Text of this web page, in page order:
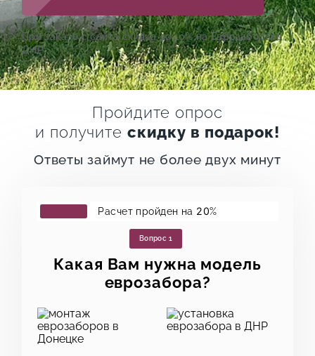
При заказе с сайта скидка до 10% на Еврозаборы в
ДНР
Пройдите опрос
и получите скидку в подарок!
Ответы займут не более двух минут
Расчет пройден на 20%
Вопрос 1
Какая Вам нужна модель
еврозабора?